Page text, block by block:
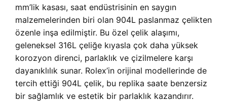
mm’lik kasası, saat endüstrisinin en saygın
malzemelerinden biri olan 904L paslanmaz çelikten
özenle inşa edilmiştir. Bu özel çelik alaşımı,
geleneksel 316L çeliğe kıyasla çok daha yüksek
korozyon direnci, parlaklık ve çizilmelere karşı
dayanıklılık sunar. Rolex’in orijinal modellerinde de
tercih ettiği 904L çelik, bu replika saate benzersiz
bir sağlamlık ve estetik bir parlaklık kazandırır.